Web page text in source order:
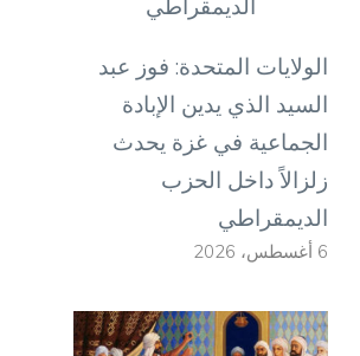
الولايات المتحدة: فوز عبد
السيد الذي يدين الإبادة
الجماعية في غزة يحدث
زلزالاً داخل الحزب
الديمقراطي
6 أغسطس، 2026